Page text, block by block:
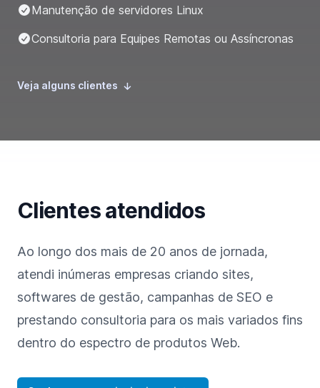
Manutenção de servidores Linux
Consultoria para Equipes Remotas ou Assíncronas
Veja alguns clientes →
Clientes atendidos
Ao longo dos mais de 20 anos de jornada,
atendi inúmeras empresas criando sites,
softwares de gestão, campanhas de SEO e
prestando consultoria para os mais variados fins
dentro do espectro de produtos Web.